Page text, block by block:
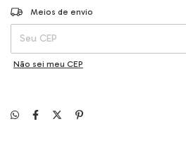
Entregas para o CEP:
Meios de envio
Não sei meu CEP